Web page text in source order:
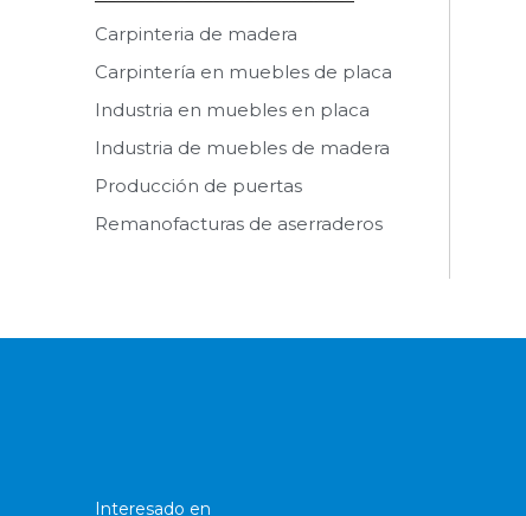
Carpinteria de madera
Carpintería en muebles de placa
Industria en muebles en placa
Industria de muebles de madera
Producción de puertas
Remanofacturas de aserraderos
Interesado en